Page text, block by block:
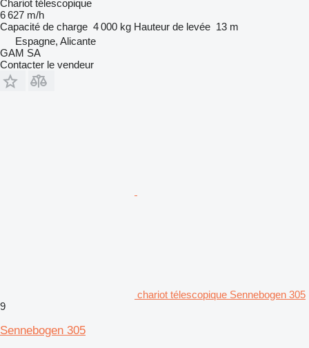
Chariot télescopique
6 627 m/h
Capacité de charge 4 000 kg Hauteur de levée 13 m
Espagne, Alicante
GAM SA
Contacter le vendeur
chariot télescopique Sennebogen 305
9
Sennebogen 305